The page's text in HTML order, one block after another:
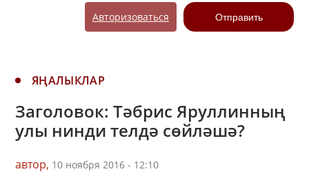
Авторизоваться Отправить
ЯҢАЛЫКЛАР
Заголовок: Тәбрис Яруллинның
улы нинди телдә сөйләшә?
автор, 10 ноября 2016 - 12:10